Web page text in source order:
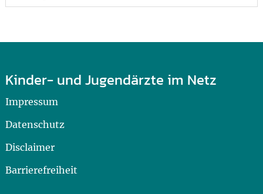
Kinder- und Jugendärzte im Netz
Impressum
Datenschutz
Disclaimer
Barrierefreiheit